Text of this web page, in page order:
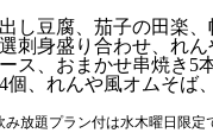
し豆腐、茄子の田楽
刺身盛り合わせ、 れん
ス、おまかせ串焼き5
個、れんや風オムそば
み放題プラン付は水木曜日限定